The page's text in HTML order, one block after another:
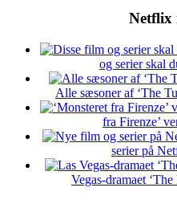
Netflix
og serier skal
Alle sæsoner af ‘The
fra Firenze’
serier på
Vegas-dramaet